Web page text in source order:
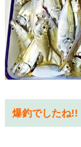
爆釣でしたね!!